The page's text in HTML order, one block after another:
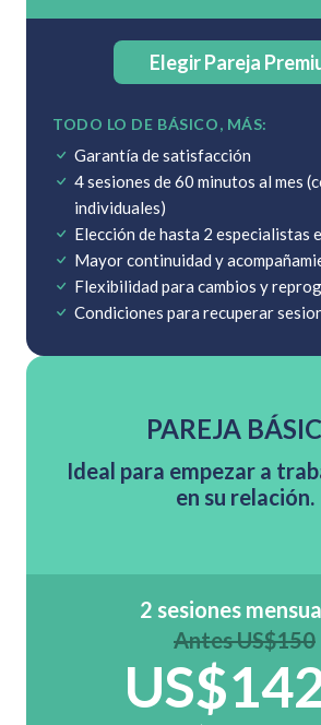
PAREJA
Ideal para empezar a
en su relación.
2 sesiones
Antes US$150
Elegir Pareja
TODO LO DE BÁSICO, MÁS:
Garantía de satisfacción
4 sesiones de 60 minutos al mes
individuales)
Elección de hasta 2 especialistas
Mayor continuidad y
Flexibilidad para cambios y
Condiciones para recuperar